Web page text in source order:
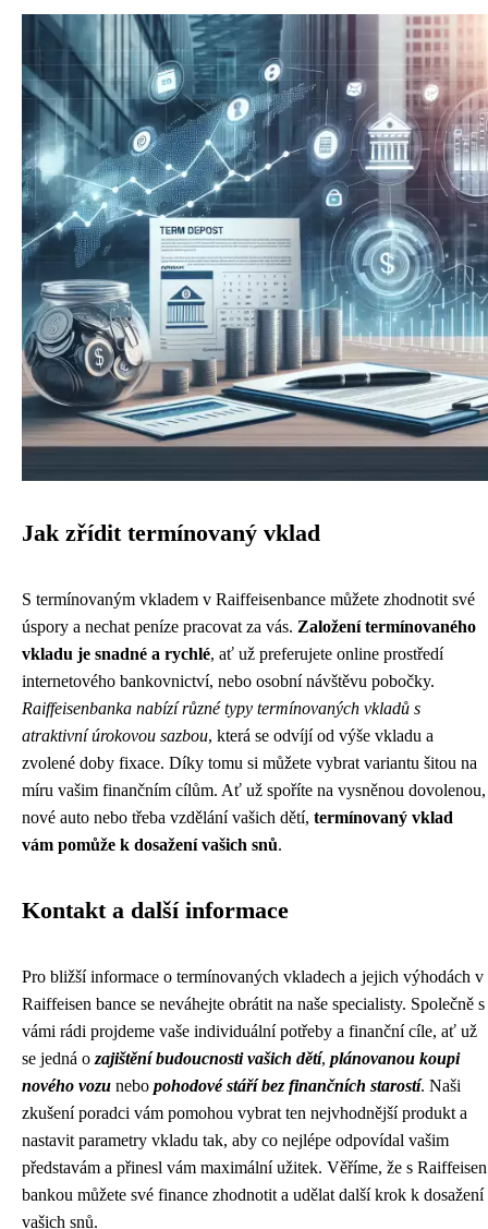
Jak zřídit termínovaný vklad
S termínovaným vkladem v Raiffeisenbance můžete zhodnotit své
úspory a nechat peníze pracovat za vás. Založení termínovaného
vkladu je snadné a rychlé, ať už preferujete online prostředí
internetového bankovnictví, nebo osobní návštěvu pobočky.
Raiffeisenbanka nabízí různé typy termínovaných vkladů s
atraktivní úrokovou sazbou, která se odvíjí od výše vkladu a
zvolené doby fixace. Díky tomu si můžete vybrat variantu šitou na
míru vašim finančním cílům. Ať už spoříte na vysněnou dovolenou,
nové auto nebo třeba vzdělání vašich dětí, termínovaný vklad
vám pomůže k dosažení vašich snů.
Kontakt a další informace
Pro bližší informace o termínovaných vkladech a jejich výhodách v
Raiffeisen bance se neváhejte obrátit na naše specialisty. Společně s
vámi rádi projdeme vaše individuální potřeby a finanční cíle, ať už
se jedná o zajištění budoucnosti vašich dětí, plánovanou koupi
nového vozu nebo pohodové stáří bez finančních starostí. Naši
zkušení poradci vám pomohou vybrat ten nejvhodnější produkt a
nastavit parametry vkladu tak, aby co nejlépe odpovídal vašim
představám a přinesl vám maximální užitek. Věříme, že s Raiffeisen
bankou můžete své finance zhodnotit a udělat další krok k dosažení
vašich snů.